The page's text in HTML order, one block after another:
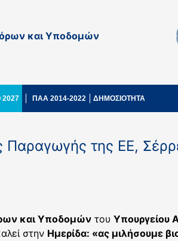
και Υποδομών
ΠΑΑ 2014-2022 ΔΗΜΟΣΙΟΤΗΤΑ
Παραγωγής της ΕΕ,
και Υποδομών του Υπουργείου
στην Ημερίδα: «ας μιλήσουμε